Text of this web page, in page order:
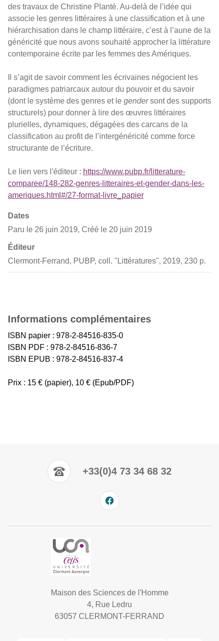
des travaux de Christine Planté. Au-delà de l’idée qui
associe les genres littéraires à une classification et à une
hiérarchisation dans le champ littéraire, c’est à l’aune de la
généricité que nous avons souhaité approcher la littérature
contemporaine écrite par les femmes des Amériques.
Il s’agit de savoir comment les écrivaines négocient les
paradigmes patriarcaux autour du pouvoir et du savoir
(dont le système des genres et le gendersont des supports
structurels) pour donner à lire des œuvres littéraires
plurielles, dynamiques, dégagées des carcans de la
classification au profit de l’intergénéricité comme force
structurante de l’écriture.
Le lien vers l'éditeur : https://www.pubp.fr/litterature-
comparee/148-282-genres-litteraires-et-gender-dans-les-
ameriques.html#/27-format-livre_papier
Dates
Paru le 26 juin 2019, Créé le 20 juin 2019
Éditeur
Clermont-Ferrand, PUBP, coll. "Littératures", 2019, 230 p.
Informations complémentaires
ISBN papier : 978-2-84516-835-0
ISBN PDF : 978-2-84516-836-7
ISBN EPUB : 978-2-84516-837-4
Prix : 15 € (papier), 10 € (Epub/PDF)
+33(0)4 73 34 68 32
Maison des Sciences de l'Homme
4, Rue Ledru
63057 CLERMONT-FERRAND